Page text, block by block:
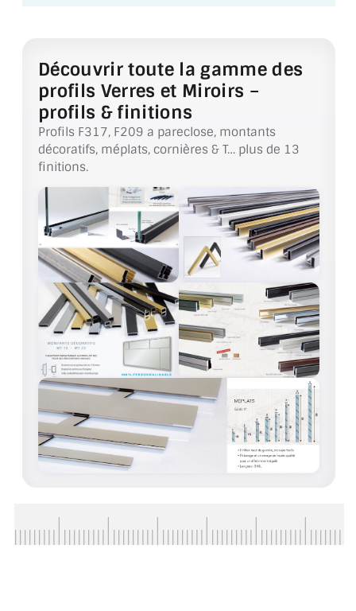
MIROIR TV
VERRE SUR MESURE
VERRE EXTRACLAIR
VERRE TREMPÉ (SÉCURIT)
PAROI DE DOUCHE
VERRE FEUILLETÉ
VERRE ANTI-REFLET
VERRE LAQUÉ/CRÉDENCE
VERRE FEUILLETÉ/TREMPÉ
DALLE DE SOL EN VERRE
PORTE EN VERRE
GARDE CORPS EN VERRE
Découvrir toute la gamme des
profils Verres et Miroirs –
profils & finitions
Profils F317, F209 a pareclose, montants
décoratifs, méplats, cornières & T… plus de 13
finitions.